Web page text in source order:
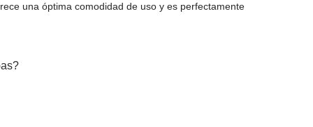
una óptima comodidad de uso y es perfectamente